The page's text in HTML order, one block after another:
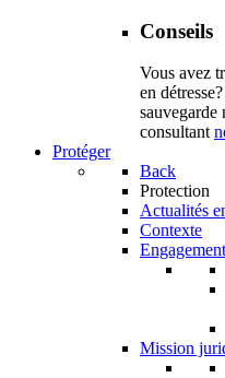
Conseils
Vous avez
en
sauvegarde
consultant
Protéger
Back
Protection
Actualités
Contexte
Mission